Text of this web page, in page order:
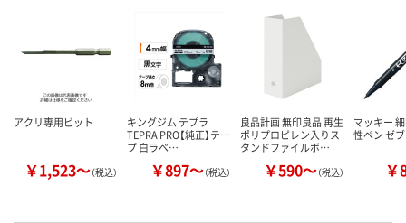
カゴへ
アクリ専用ビット
￥1,523～（税込）
キングジム テプラ
TEPRA PRO【純正】テー
プ 白ラベ…
￥897～（税込）
良品計画 無印良品 再生
ポリプロピレン入りス
タンドファイルボ…
￥590～（税込）
マッキー
性ペン ゼ
￥